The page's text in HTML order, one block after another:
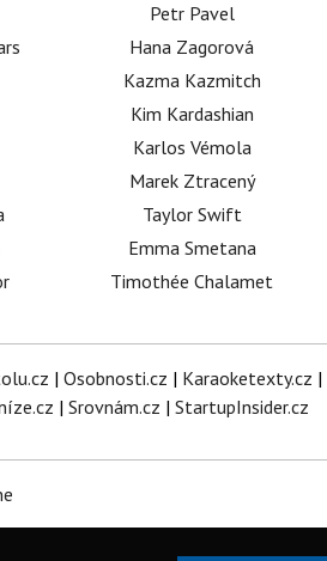
Petr Pavel
Hana Zagorová
Kazma Kazmitch
Kim Kardashian
Karlos Vémola
Marek Ztracený
Taylor Swift
Emma Smetana
Timothée Chalamet
| Osobnosti.cz | Karaoketexty.cz |
| Srovnám.cz | StartupInsider.cz